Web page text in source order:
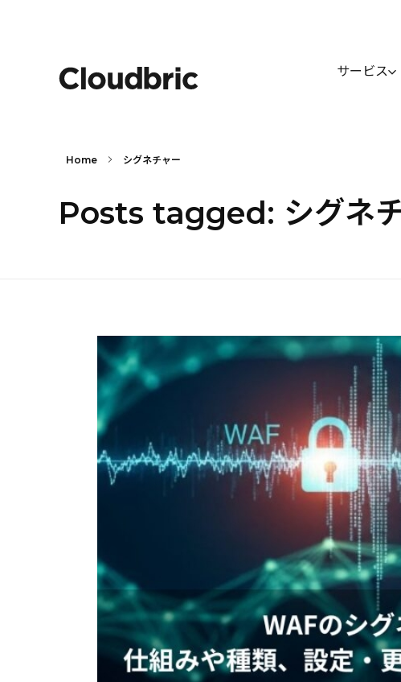
サービス
Home シグネチャー
Posts tagged: シグネ